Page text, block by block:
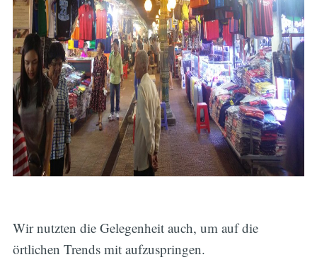
Wir nutzten die Gelegenheit auch, um auf die
örtlichen Trends mit aufzuspringen.